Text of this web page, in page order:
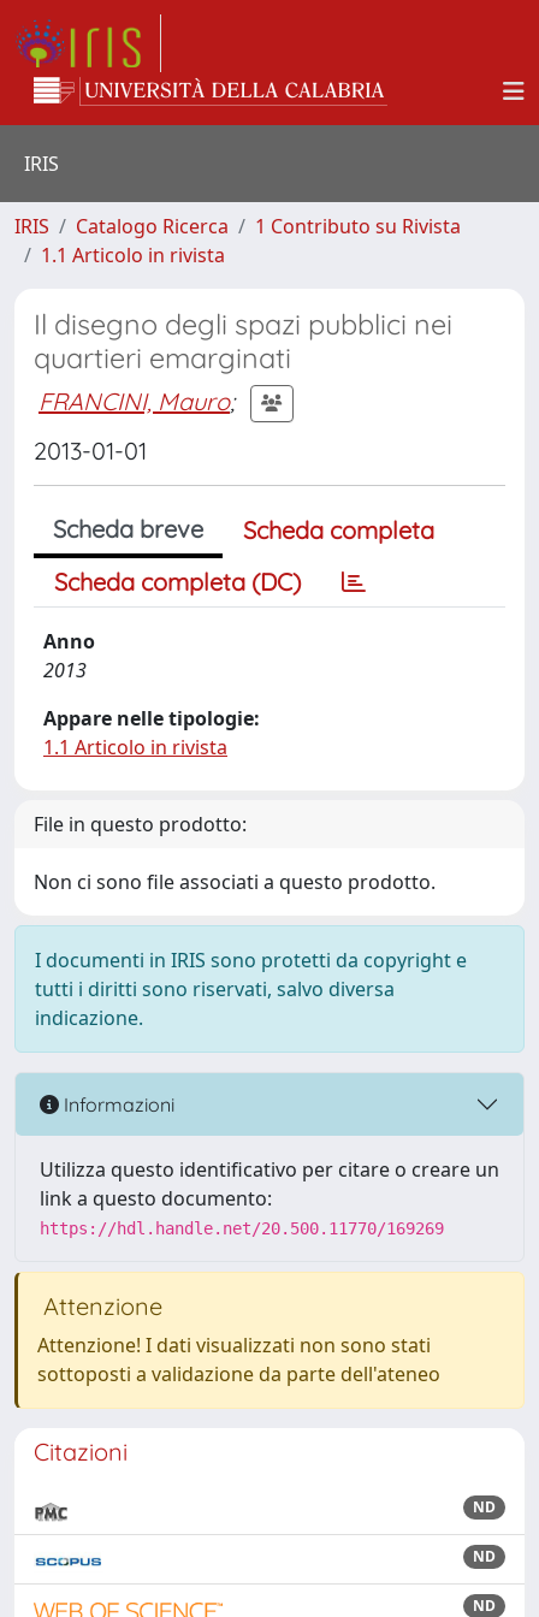
IRIS
IRIS Catalogo Ricerca
1 Contributo su Rivista
1.1 Articolo in rivista
Il disegno degli spazi pubblici nei
quartieri emarginati
FRANCINI, Mauro;
2013-01-01
Scheda breve
Scheda completa
Scheda completa (DC)
Anno
2013
Appare nelle tipologie:
1.1 Articolo in rivista
File in questo prodotto:
Non ci sono file associati a questo prodotto.
I documenti in IRIS sono protetti da copyright e
tutti i diritti sono riservati, salvo diversa
indicazione.
Informazioni
Utilizza questo identificativo per citare o creare un
link a questo documento:
https://hdl.handle.net/20.500.11770/169269
Attenzione
Attenzione! I dati visualizzati non sono stati
sottoposti a validazione da parte dell'ateneo
Citazioni
ND
ND
ND